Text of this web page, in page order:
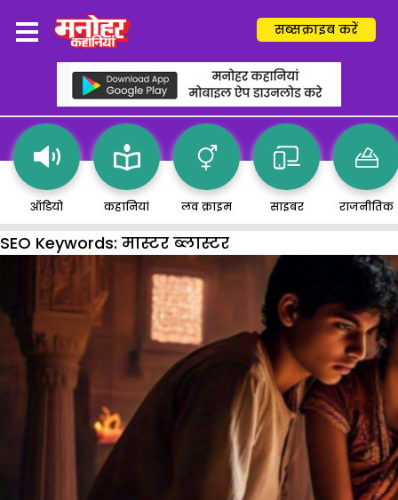
सब्सक्राइब करें
ऑडियो कहानियां लव क्राइम साइबर राजनीतिक
SEO Keywords: मास्टर ब्लास्टर